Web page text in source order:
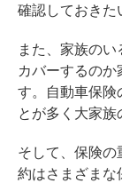
確認しておきた
また、家族の
カバーするのか
す。自動車保険
とが多く大家族
そして、保険の
約はさまざまな